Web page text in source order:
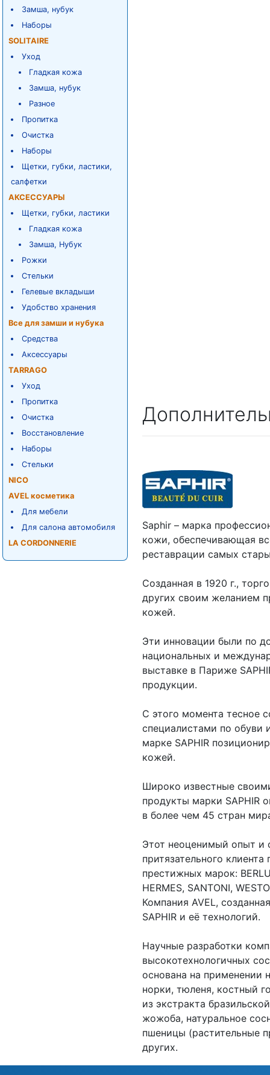
Замша, нубук
Наборы
SOLITAIRE
Уход
Гладкая кожа
Замша, нубук
Разное
Пропитка
Очистка
Наборы
Щетки, губки, ластики,
салфетки
АКСЕССУАРЫ
Щетки, губки, ластики
Гладкая кожа
Замша, Нубук
Рожки
Стельки
Гелевые вкладыши
Удобство хранения
Все для замши и нубука
Средства
Аксессуары
TARRAGO
Уход
Пропитка
Очистка
Восстановление
Наборы
Стельки
NICO
AVEL косметика
Для мебели
Для салона автомобиля
LA CORDONNERIE
Saphir – марка
кожи, обеспечивающая
реставрации самых
Созданная в 1920 г.,
других своим желанием
кожей.
Эти инновации были по
национальных и
выставке в Париже
продукции.
С этого момента тесное
специалистами по обуви
марке SAPHIR
кожей.
Широко известные
продукты марки SAPHIR
в более чем 45 стран
Этот неоценимый опыт и
притязательного
престижных марок:
HERMES, SANTONI,
Компания AVEL,
SAPHIR и её технологий.
Научные разработки
высокотехнологичных
основана на применении
норки, тюленя, костный
из экстракта
жожоба, натуральное
пшеницы (растительные
других.